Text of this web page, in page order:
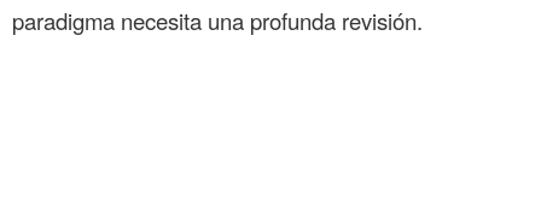
paradigma necesita una profunda revisión.